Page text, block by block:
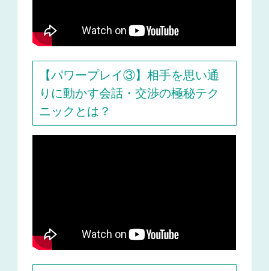
【パワープレイ③】相手を思い通
りに動かす会話・交渉の極秘テク
ニックとは？